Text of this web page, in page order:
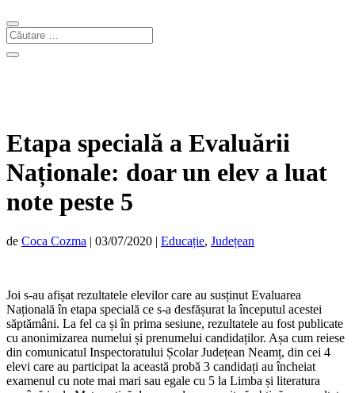
Etapa specială a Evaluării
Naționale: doar un elev a luat
note peste 5
de Coca Cozma | 03/07/2020 | Educație, Județean
Joi s-au afișat rezultatele elevilor care au susținut Evaluarea
Națională în etapa specială ce s-a desfășurat la începutul acestei
săptămâni. La fel ca și în prima sesiune, rezultatele au fost publicate
cu anonimizarea numelui și prenumelui candidaților. Așa cum reiese
din comunicatul Inspectoratului Școlar Județean Neamț, din cei 4
elevi care au participat la această probă 3 candidați au încheiat
examenul cu note mai mari sau egale cu 5 la Limba și literatura